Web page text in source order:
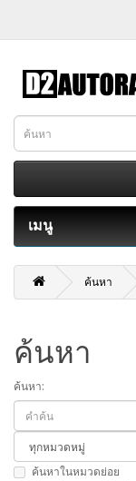
เมนู
ค้นหา
ค้นหา
ค้นหา:
ค้นหาในหมวดย่อย